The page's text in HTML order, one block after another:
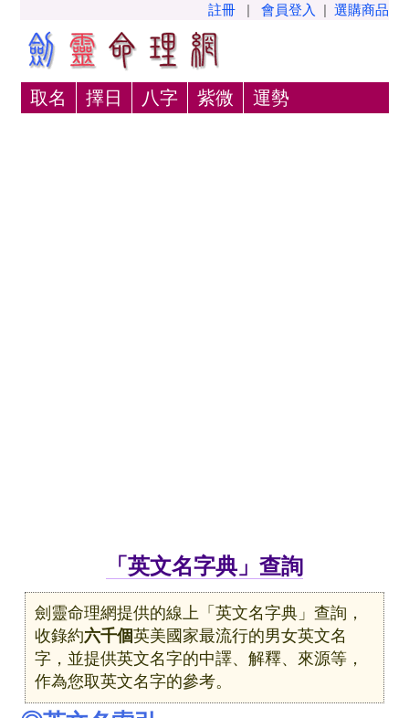
註冊 | 會員登入 | 選購商品
取名 擇日 八字 紫微 運勢
「英文名字典」查詢
劍靈命理網提供的線上「英文名字典」查詢，
收錄約六千個英美國家最流行的男女英文名
字，並提供英文名字的中譯、解釋、來源等，
作為您取英文名字的參考。